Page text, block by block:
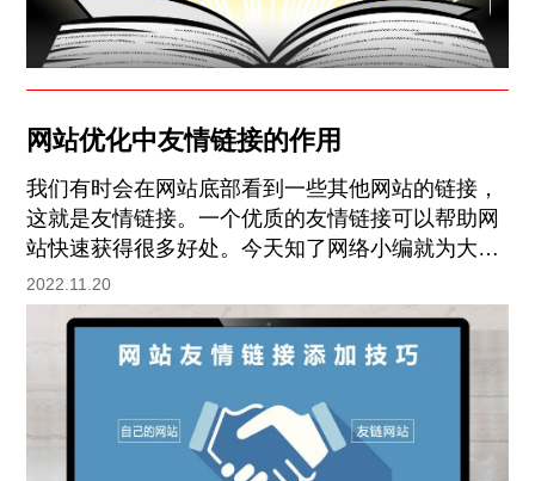
内容优化。
网站优化中友情链接的作用
我们有时会在网站底部看到一些其他网站的链接，
这就是友情链接。一个优质的友情链接可以帮助网
站快速获得很多好处。今天知了网络小编就为大家
讲讲友情链接对于网站优化的帮助。一、快速提高
权重 一个SEO高手是如何提高网站权重的呢?一个
重要的工具就是友情链接。和比自己网站权重高的
网站交换友链，可以帮助高权重导权重到低权重，
快速帮助我们的网站获得权重。
2022.11.20